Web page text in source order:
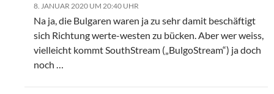
8. JANUAR 2020 UM 20:40 UHR
Na ja, die Bulgaren waren ja zu sehr damit beschäftigt
sich Richtung werte-westen zu bücken. Aber wer weiss,
vielleicht kommt SouthStream („BulgoStream“) ja doch
noch …